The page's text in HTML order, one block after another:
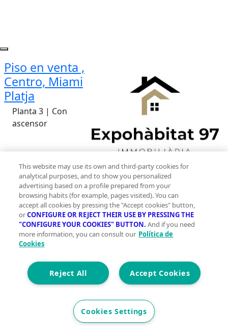
Piso en venta ,
Centro, Miami
Platja
Planta 3 | Con
ascensor
78 m2
Construidos
1
1
Precio
244.000 €
Apartamento en venta situado en primera línea de
playa, en el exclusivo Edificio Meridiano de Miami
Platja.~La vivienda cuenta con 1 dormitorio, un
This website may use its own and third-party cookies for
analytical purposes, and to show you personalized
advertising based on a profile prepared from your
browsing habits (for example, pages visited). You can
accept all cookies by pressing the "Accept cookies" button,
orCONFIGURE OR REJECT THEIR USE BY PRESSING THE
"CONFIGURE YOUR COOKIES" BUTTON. And if you need
more information, you can consult our Política de
Cookies
Accept Cookies
Reject All
Cookies Settings